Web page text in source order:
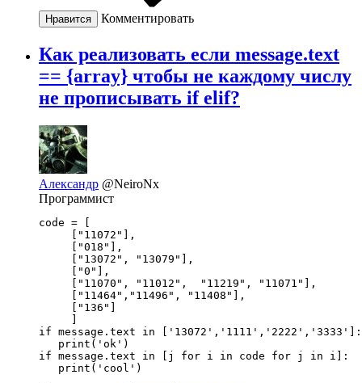
Нравится Комментировать
Как реализовать если message.text
== {array} чтобы не каждому числу
не прописывать if elif?
Александр @NeiroNx
Программист
code = [
     ["11072"],
     ["018"],
     ["13072", "13079"],
     ["0"],
     ["11070", "11012",  "11219", "11071"],
     ["11464","11496", "11408"],
     ["136"]
if message.text in ['13072','1111','2222','3333']:
   print('ok')
if message.text in [j for i in code for j in i]:
   print('cool')